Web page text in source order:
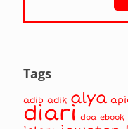
Tags
adib adik alya
diari doa ebook